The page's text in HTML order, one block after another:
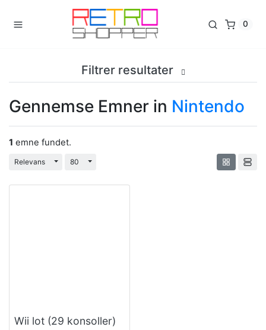
0
Filtrer resultater
Gennemse Emner in Nintendo
1 emne fundet.
Relevans Toggle Dropdown
80 Toggle Dropdown
Wii lot (29 konsoller)